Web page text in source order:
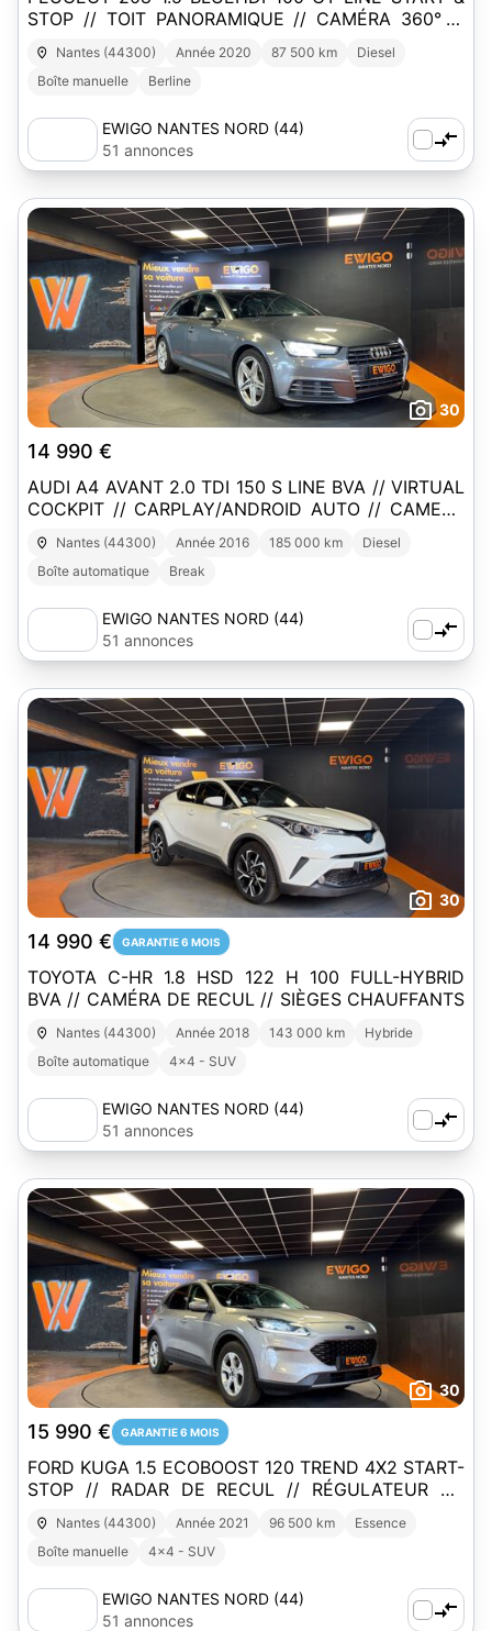
STOP // TOIT PANORAMIQUE // CAMÉRA 360° //
APPLE CARPLAY
Nantes (44300) Année 2020 87 500 km
Diesel
Boîte manuelle
Berline
EWIGO NANTES NORD (44)
51 annonces
30
14 990 €
AUDI A4 AVANT 2.0 TDI 150 S LINE BVA // VIRTUAL
COCKPIT // CARPLAY/ANDROID AUTO // CAMERA
DE RECUL
Nantes (44300) Année 2016 185 000 km
Diesel
Boîte automatique
Break
EWIGO NANTES NORD (44)
51 annonces
30
14 990 € GARANTIE 6 MOIS
TOYOTA C-HR 1.8 HSD 122 H 100 FULL-HYBRID
BVA // CAMÉRA DE RECUL // SIÈGES CHAUFFANTS
Nantes (44300) Année 2018 143 000 km
Hybride
Boîte automatique
4x4 - SUV
EWIGO NANTES NORD (44)
51 annonces
30
15 990 € GARANTIE 6 MOIS
FORD KUGA 1.5 ECOBOOST 120 TREND 4X2 START-
STOP // RADAR DE RECUL // RÉGULATEUR DE
VITESSE // CLIM AUTO
Nantes (44300) Année 2021 96 500 km
Essence
Boîte manuelle
4x4 - SUV
EWIGO NANTES NORD (44)
51 annonces